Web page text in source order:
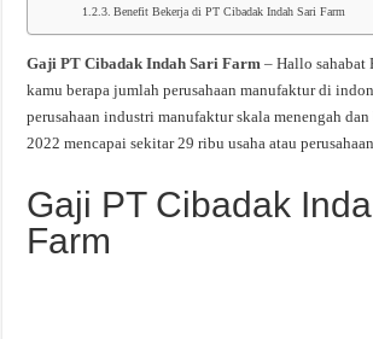
Benefit Bekerja di PT Cibadak Indah Sari Farm
Gaji PT Cibadak Indah Sari Farm – Hallo sahabat
kamu berapa jumlah perusahaan manufaktur di
perusahaan industri manufaktur skala menengah dan
2022 mencapai sekitar 29 ribu usaha atau
Gaji PT Cibadak
Farm